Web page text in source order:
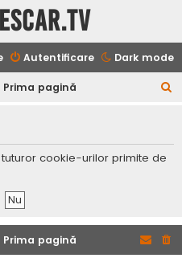
Dark mode
Autentificare
Prima pagină
t
cookie-urilor primite de
Prima pagină